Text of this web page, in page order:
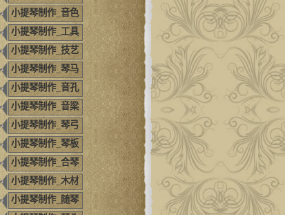
小提琴制作_音色
小提琴制作_工具
小提琴制作_技艺
小提琴制作_琴马
小提琴制作_音孔
小提琴制作_音梁
小提琴制作_琴弓
小提琴制作_琴板
小提琴制作_合琴
小提琴制作_木材
小提琴制作_随琴